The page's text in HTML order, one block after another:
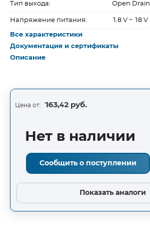
Тип выхода: Open Drain
Напряжение питания: 1.8 V ~ 18 V
Все характеристики
Документация и сертификаты
Описание
Цена от: 163,42 руб.
Нет в наличии
Сообщить о поступлении
Показать аналоги